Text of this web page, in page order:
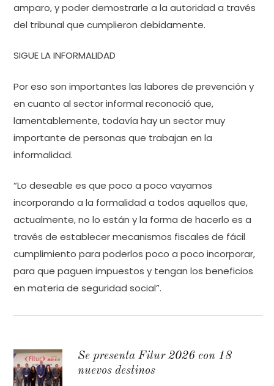
amparo, y poder demostrarle a la autoridad a través
del tribunal que cumplieron debidamente.
SIGUE LA INFORMALIDAD
Por eso son importantes las labores de prevención y
en cuanto al sector informal reconoció que,
lamentablemente, todavía hay un sector muy
importante de personas que trabajan en la
informalidad.
“Lo deseable es que poco a poco vayamos
incorporando a la formalidad a todos aquellos que,
actualmente, no lo están y la forma de hacerlo es a
través de establecer mecanismos fiscales de fácil
cumplimiento para poderlos poco a poco incorporar,
para que paguen impuestos y tengan los beneficios
en materia de seguridad social”.
Se presenta Fitur 2026 con 18
nuevos destinos